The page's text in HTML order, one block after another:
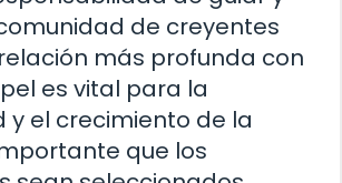
de creyentes
más profunda con
es vital para la
y el crecimiento de la
que los